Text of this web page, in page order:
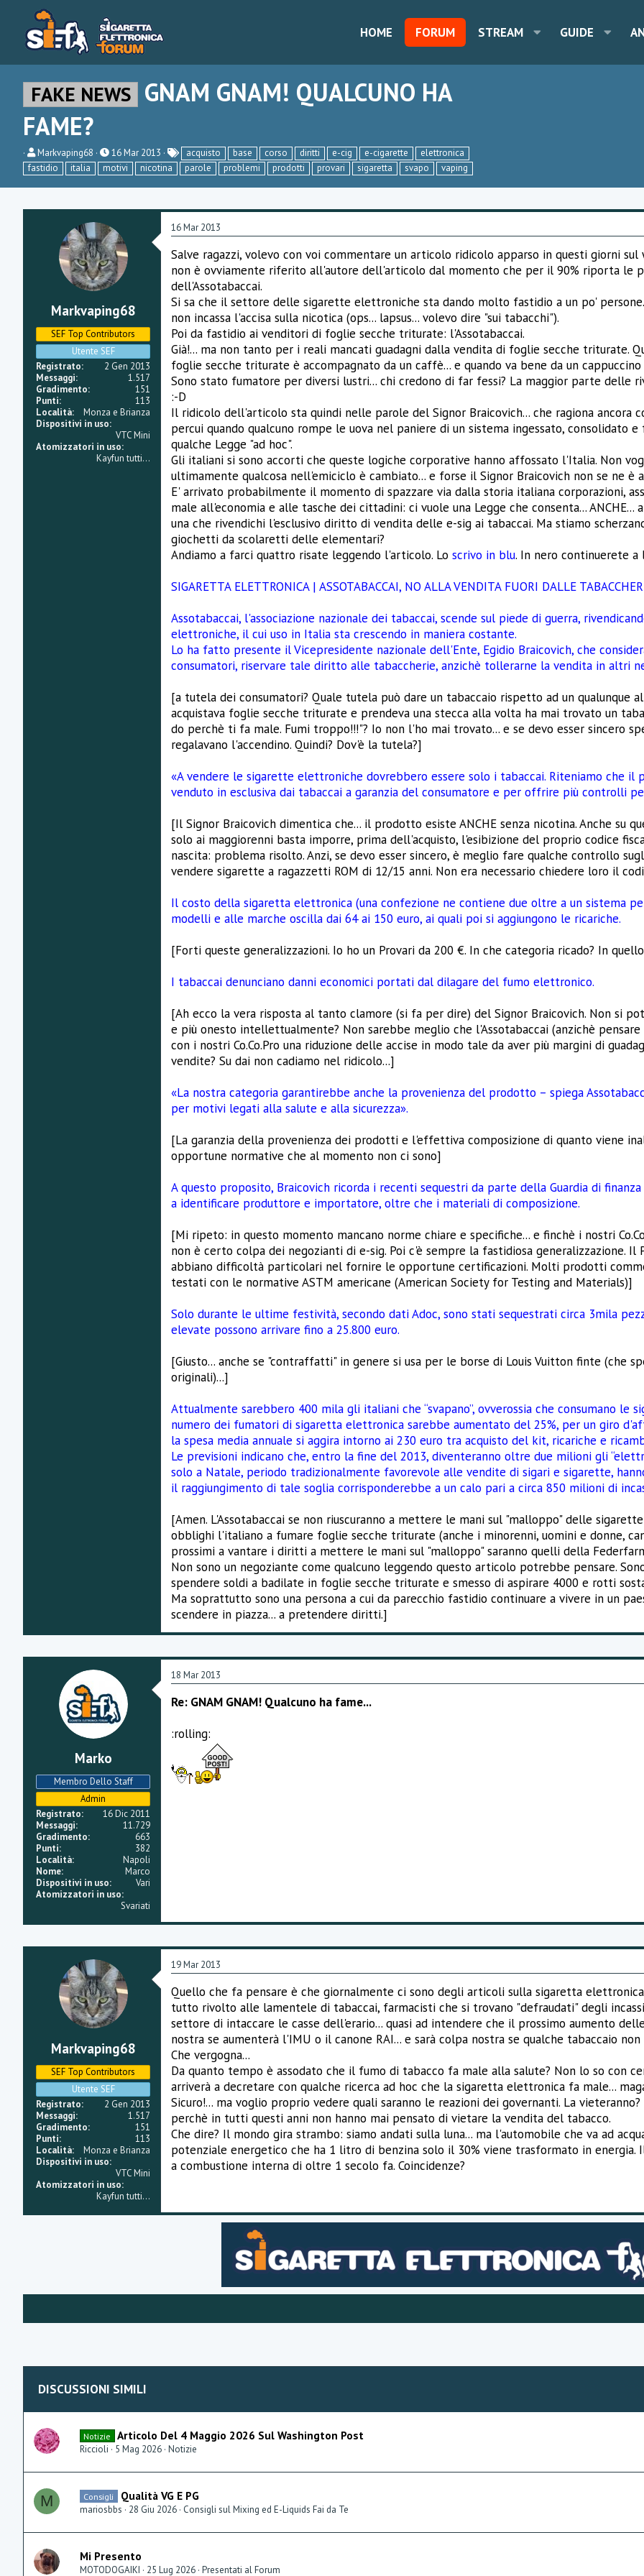
HOME FORUM STREAM GUIDE
FAKE NEWS GNAM GNAM! QUALCUNO HA
FAME?
C
r
e
a
o
n
e
Markvaping68
D
a
t
a
i
n
i
z
i
o
16 Mar 2013 acquisto base corso diritti e-cig e-cigarette
elettronica
fastidio
italia motivi nicotina parole problemi prodotti provari sigaretta svapo vaping
Markvaping68
SEF Top Contributors
Utente SEF
Registrato
2 Gen 2013
Messaggi
1.517
Gradimento
151
Punti
113
Località
Monza e Brianza
Dispositivi in uso
VTC Mini
Atomizzatori in uso
Kayfun tutti...
16 Mar 2013
Salve ragazzi, volevo con voi commentare un articolo ridicolo apparso in questi giorni
non è ovviamente riferito all'autore dell'articolo dal momento che per il 90% riporta le
dell'Assotabaccai.
Si sa che il settore delle sigarette elettroniche sta dando molto fastidio a un po'
non incassa l'accisa sulla nicotica (ops... lapsus... volevo dire "sui tabacchi").
Poi da fastidio ai venditori di foglie secche triturate: l'Assotabaccai.
Già!... ma non tanto per i reali mancati guadagni dalla vendita di foglie secche triturate.
foglie secche triturate è accompagnato da un caffè... e quando va bene da un cappuccino
Sono stato fumatore per diversi lustri... chi credono di far fessi? La maggior parte delle
:-D
Il ridicolo dell'articolo sta quindi nelle parole del Signor Braicovich... che ragiona
percui quando qualcuno rompe le uova nel paniere di un sistema ingessato,
qualche Legge "ad hoc".
Gli italiani si sono accorti che queste logiche corporative hanno affossato l'Italia. Non
ultimamente qualcosa nell'emiciclo è cambiato... e forse il Signor Braicovich non se ne è
E' arrivato probabilmente il momento di spazzare via dalla storia italiana corporazioni,
male all'economia e alle tasche dei cittadini: ci vuole una Legge che consenta...
una che rivendichi l'esclusivo diritto di vendita delle e-sig ai tabaccai. Ma stiamo
giochetti da scolaretti delle elementari?
Andiamo a farci quattro risate leggendo l'articolo. Lo scrivo in blu. In nero continuerete
SIGARETTA ELETTRONICA | ASSOTABACCAI, NO ALLA VENDITA FUORI DALLE
Assotabaccai, l'associazione nazionale dei tabaccai, scende sul piede di guerra,
elettroniche, il cui uso in Italia sta crescendo in maniera costante.
Lo ha fatto presente il Vicepresidente nazionale dell'Ente, Egidio Braicovich, che
consumatori, riservare tale diritto alle tabaccherie, anzichè tollerarne la vendita in altri
[a tutela dei consumatori? Quale tutela può dare un tabaccaio rispetto ad un qualunque
acquistava foglie secche triturate e prendeva una stecca alla volta ha mai trovato un
do perchè ti fa male. Fumi troppo!!!"? Io non l'ho mai trovato... e se devo esser sincero
regalavano l'accendino. Quindi? Dov'è la tutela?]
«A vendere le sigarette elettroniche dovrebbero essere solo i tabaccai. Riteniamo che
venduto in esclusiva dai tabaccai a garanzia del consumatore e per offrire più controlli
[Il Signor Braicovich dimentica che... il prodotto esiste ANCHE senza nicotina. Anche su
solo ai maggiorenni basta imporre, prima dell'acquisto, l'esibizione del proprio codice
nascita: problema risolto. Anzi, se devo esser sincero, è meglio fare qualche controllo
vendere sigarette a ragazzetti ROM di 12/15 anni. Non era necessario chiedere loro il
Il costo della sigaretta elettronica (una confezione ne contiene due oltre a un sistema
modelli e alle marche oscilla dai 64 ai 150 euro, ai quali poi si aggiungono le ricariche.
[Forti queste generalizzazioni. Io ho un Provari da 200 €. In che categoria ricado? In
I tabaccai denunciano danni economici portati dal dilagare del fumo elettronico.
[Ah ecco la vera risposta al tanto clamore (si fa per dire) del Signor Braicovich. Non si
e più onesto intellettualmente? Non sarebbe meglio che l'Assotabaccai (anzichè
con i nostri Co.Co.Pro una riduzione delle accise in modo tale da aver più margini di
vendite? Su dai non cadiamo nel ridicolo...]
«La nostra categoria garantirebbe anche la provenienza del prodotto – spiega
per motivi legati alla salute e alla sicurezza».
[La garanzia della provenienza dei prodotti e l'effettiva composizione di quanto viene
opportune normative che al momento non ci sono]
A questo proposito, Braicovich ricorda i recenti sequestri da parte della Guardia di
a identificare produttore e importatore, oltre che i materiali di composizione.
[Mi ripeto: in questo momento mancano norme chiare e specifiche... e finchè i nostri
non è certo colpa dei negozianti di e-sig. Poi c'è sempre la fastidiosa generalizzazione. Il
abbiano difficoltà particolari nel fornire le opportune certificazioni. Molti prodotti
testati con le normative ASTM americane (American Society for Testing and Materials)]
Solo durante le ultime festività, secondo dati Adoc, sono stati sequestrati circa 3mila
elevate possono arrivare fino a 25.800 euro.
[Giusto... anche se "contraffatti" in genere si usa per le borse di Louis Vuitton finte (che
originali)...]
Attualmente sarebbero 400 mila gli italiani che “svapano”, ovverossia che consumano
numero dei fumatori di sigaretta elettronica sarebbe aumentato del 25%, per un giro
la spesa media annuale si aggira intorno ai 230 euro tra acquisto del kit, ricariche e
Le previsioni indicano che, entro la fine del 2013, diventeranno oltre due milioni gli
solo a Natale, periodo tradizionalmente favorevole alle vendite di sigari e sigarette,
il raggiungimento di tale soglia corrisponderebbe a un calo pari a circa 850 milioni di
[Amen. L'Assotabaccai se non riuscuranno a mettere le mani sul "malloppo" delle
obblighi l'italiano a fumare foglie secche triturate (anche i minorenni, uomini e donne,
prossimi a vantare i diritti a mettere le mani sul "malloppo" saranno quelli della
Non sono un negoziante come qualcuno leggendo questo articolo potrebbe pensare.
spendere soldi a badilate in foglie secche triturate e smesso di aspirare 4000 e rotti
Ma soprattutto sono una persona a cui da parecchio fastidio continuare a vivere in un
scendere in piazza... a pretendere diritti.]
Marko
Membro Dello Staff
Admin
Registrato
16 Dic 2011
Messaggi
11.729
Gradimento
663
Punti
382
Località
Napoli
Nome
Marco
Dispositivi in uso
Vari
Atomizzatori in uso
Svariati
18 Mar 2013
Re: GNAM GNAM! Qualcuno ha fame...
:rolling:
Markvaping68
SEF Top Contributors
Utente SEF
Registrato
2 Gen 2013
Messaggi
1.517
Gradimento
151
Punti
113
Località
Monza e Brianza
Dispositivi in uso
VTC Mini
Atomizzatori in uso
Kayfun tutti...
19 Mar 2013
Quello che fa pensare è che giornalmente ci sono degli articoli sulla sigaretta
tutto rivolto alle lamentele di tabaccai, farmacisti che si trovano "defraudati" degli
settore di intaccare le casse dell'erario... quasi ad intendere che il prossimo aumento
nostra se aumenterà l'IMU o il canone RAI... e sarà colpa nostra se qualche tabaccaio
Che vergogna...
Da quanto tempo è assodato che il fumo di tabacco fa male alla salute? Non lo so con
arriverà a decretare con qualche ricerca ad hoc che la sigaretta elettronica fa male...
Sicuro!... ma voglio proprio vedere quali saranno le reazioni dei governanti. La
perchè in tutti questi anni non hanno mai pensato di vietare la vendita del tabacco.
Che dire? Il mondo gira strambo: siamo andati sulla luna... ma l'automobile che va ad
potenziale energetico che ha 1 litro di benzina solo il 30% viene trasformato in
a combustione interna di oltre 1 secolo fa. Coincidenze?
DISCUSSIONI SIMILI
Notizie Articolo Del 4 Maggio 2026 Sul Washington Post
Riccioli 5 Mag 2026 Notizie
M Consigli Qualità VG E PG
mariosbbs 28 Giu 2026 Consigli sul Mixing ed E-Liquids Fai da Te
Mi Presento
MOTODOGAIKI 25 Lug 2026 Presentati al Forum